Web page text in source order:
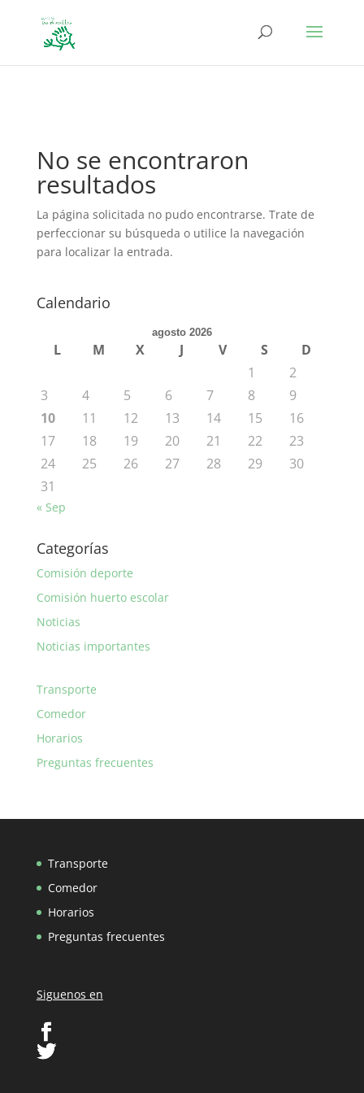
No se encontraron
resultados
La página solicitada no pudo encontrarse. Trate de
perfeccionar su búsqueda o utilice la navegación
para localizar la entrada.
Calendario
agosto 2026
L M X J V S
D
1
2
3
4 5 6 7 8
9
10
11 12 13 14 15
16
17
18 19 20 21 22
23
24
25 26 27 28 29
30
31
« Sep
Categorías
Comisión deporte
Comisión huerto escolar
Noticias
Noticias importantes
Transporte
Comedor
Horarios
Preguntas frecuentes
Transporte
Comedor
Horarios
Preguntas frecuentes
Siguenos en